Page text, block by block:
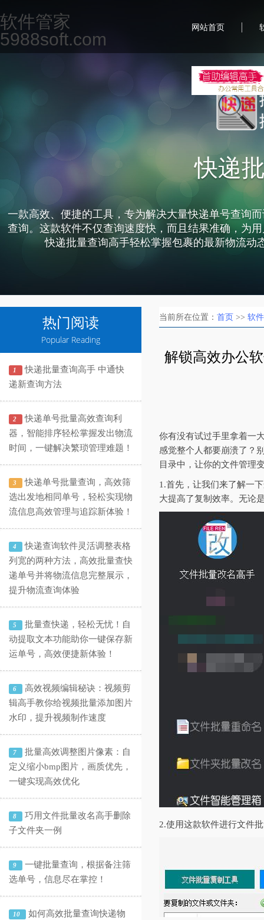
软件管家
5988soft.com
网站首页 |
热门阅读
Popular Reading
1
快递批量查询高手 中通快
递新查询方法
2
快递单号批量高效查询利
器，智能排序轻松掌握发出物流
时间，一键解决繁琐管理难题！
3
快递单号批量查询，高效筛
选出发地相同单号，轻松实现物
流信息高效管理与追踪新体验！
4
快递查询软件灵活调整表格
列宽的两种方法，高效批量查快
递单号并将物流信息完整展示，
提升物流查询体验
5
批量查快递，轻松无忧！自
动提取文本功能助你一键保存新
运单号，高效便捷新体验！
6
高效视频编辑秘诀：视频剪
辑高手教你给视频批量添加图片
水印，提升视频制作速度
7
批量高效调整图片像素：自
定义缩小bmp图片，画质优先，
一键实现高效优化
8
巧用文件批量改名高手删除
子文件夹一例
9
一键批量查询，根据备注筛
选单号，信息尽在掌控！
10
如何高效批量查询快递物
当前所在位置： 首页 >> 软
解锁高效办公
你有没有试过手里拿着一
感觉整个人都要崩溃了？
目录中，让你的文件管理
1.首先，让我们来了解一
大提高了复制效率。无论
2.使用这款软件进行文件